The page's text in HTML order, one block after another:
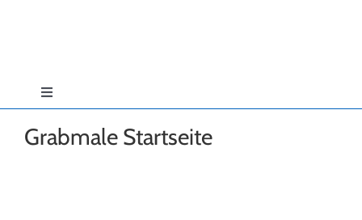
Toggle
Navigation
Start
Grabmale Startseite